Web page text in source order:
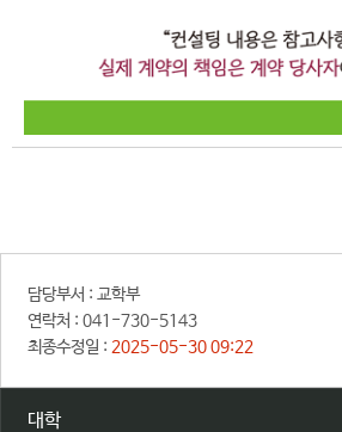
담당부서 : 교학부
연락처 : 041-730-5143
최종수정일 : 2025-05-30 09:22
대학